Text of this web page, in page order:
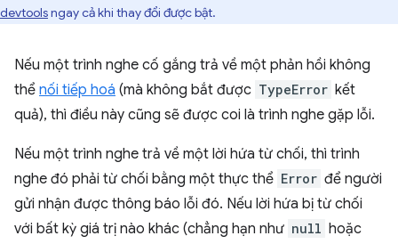
devtoolsngay cả khi thay đổi được bật.
Nếu một trình nghe cố gắng trả về một phản hồi không
thể nối tiếp hoá (mà không bắt được TypeError kết
quả), thì điều này cũng sẽ được coi là trình nghe gặp lỗi.
Nếu một trình nghe trả về một lời hứa từ chối, thì trình
nghe đó phải từ chối bằng một thực thể Error để người
gửi nhận được thông báo lỗi đó. Nếu lời hứa bị từ chối
với bất kỳ giá trị nào khác (chẳng hạn như null hoặc